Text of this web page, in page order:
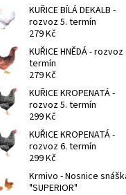
KUŘICE BÍLÁ DEKALB -
rozvoz 5. termín
279 Kč
KUŘICE HNĚDÁ - rozvoz
termín
279 Kč
KUŘICE KROPENATÁ -
rozvoz 5. termín
299 Kč
KUŘICE KROPENATÁ -
rozvoz 6. termín
299 Kč
Krmivo - Nosnice
"SUPERIOR"